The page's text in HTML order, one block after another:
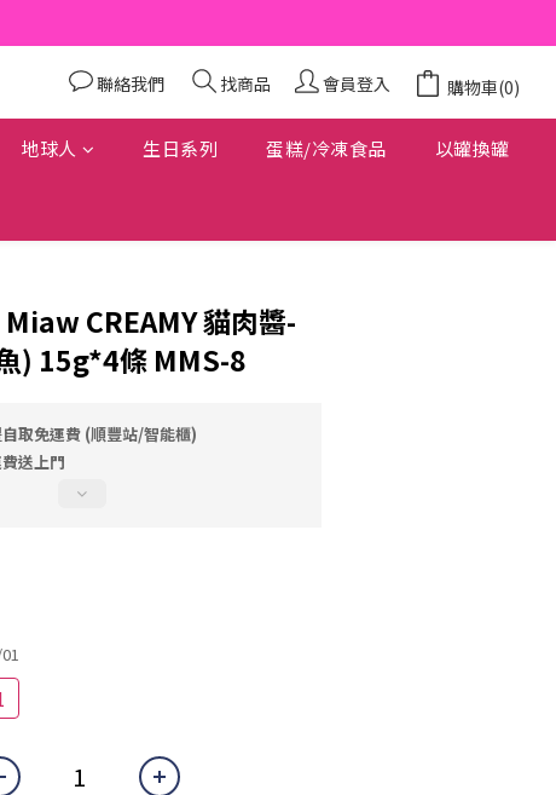
聯絡我們 找商品 會員登入 購物車(0)
地球人 生日系列 蛋糕/冷凍食品 以罐換罐
CREAMY 貓肉醬-
) 15g*4條 MMS-8
取免運費 (順豐站/智能櫃)
送上門